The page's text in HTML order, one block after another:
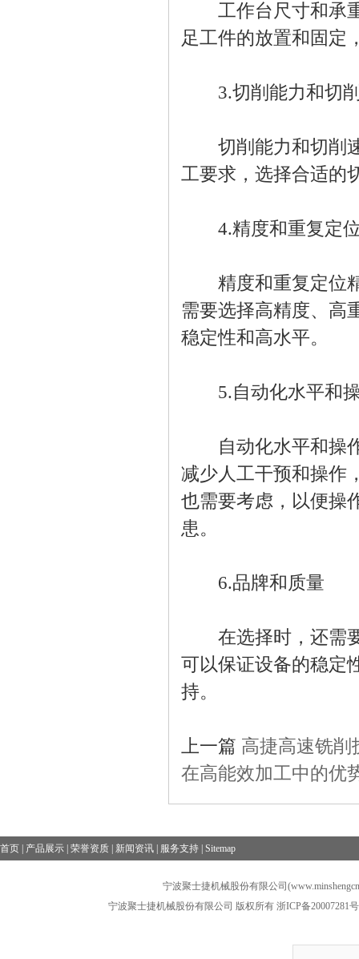
工作台尺寸和承重
足工件的放置和固定
3.切削能力和切
切削能力和切削速
工要求，选择合适的
4.精度和重复定
精度和重复定位精
需要选择高精度、高
稳定性和高水平。
5.自动化水平和
自动化水平和操作
减少人工干预和操作
也需要考虑，以便操
患。
6.品牌和质量
在选择时，还需要
可以保证设备的稳定
持。
上一篇 高捷高速铣削
在高能效加工中的优
首页 产品展示 荣誉资质 新闻资讯 服务支持 Sitemap
宁波聚士捷机械股份有限公司
宁波聚士捷机械股份有限公司 版权所有 浙ICP备20007281